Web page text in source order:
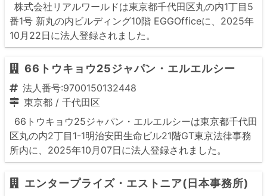
株式会社リアルワールドは東京都千代田区丸の内1丁目5
番1号 新丸の内ビルディング10階 EGGOfficeに、2025年
10月22日に法人登録されました。
66トウキョウ25ジャパン・エルエルシー
法人番号:9700150132448
東京都 / 千代田区
66トウキョウ25ジャパン・エルエルシーは東京都千代田
区丸の内2丁目1-1明治安田生命ビル21階GT東京法律事務
所内に、2025年10月07日に法人登録されました。
エンタープライズ・エストニア(日本事務所)